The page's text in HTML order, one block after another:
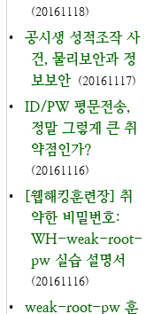
(20161118)
•
공시생 성적조작 사
건, 물리보안과 정
보보안 (20161117)
•
ID/PW 평문전송,
정말 그렇게 큰 취
약점인가?
(20161116)
•
[웹해킹훈련장] 취
약한 비밀번호:
WH-weak-root-
pw 실습 설명서
(20161116)
• weak-root-pw 훈